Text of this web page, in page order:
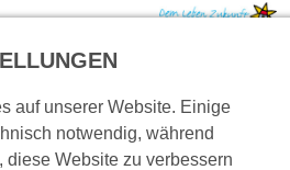
springen
Multimedia
Intranet
auf unserer Website. Einige
notwendig, während
diese Website zu verbessern